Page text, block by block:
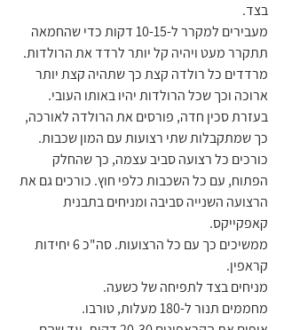
בצד.
מעבירים למקרר ל-10-15 דקות כדי שהחמאה
תתקרר מעט ויהיה קל יותר לרדד את הרולדות.
מרדדים כל רולדה קצת כך שתהיה קצת יותר
ארוכה וכך שכל הרולדות יהיו באותו העובי.
בעזרת סכין חדה, פורסים את הרולדה לאורכה,
כך שמתקבלות שתי רצועות עם המון שכבות.
כורכים כל רצועה סביב עצמה, כך שהחלק
הפתוח, עם כל השכבות כלפי חוץ. כורכים גם את
הרצועה השנייה סביבה ומניחים בתבנית
קאפקייקס.
ממשיכים כך עם כל הרצועות. סה"כ 6 יחידות
קראפין.
מניחים בצד לתפיחה של כשעה.
מחממים תנור ל-180 מעלות, טורבו.